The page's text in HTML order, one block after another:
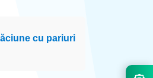
cu pariuri